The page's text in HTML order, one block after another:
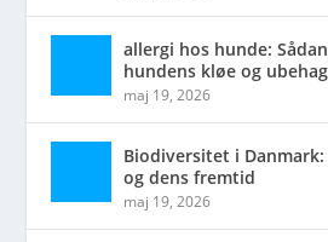
allergi hos hunde:
hundens kløe og ubehag
maj 19, 2026
Biodiversitet i
og dens fremtid
maj 19, 2026